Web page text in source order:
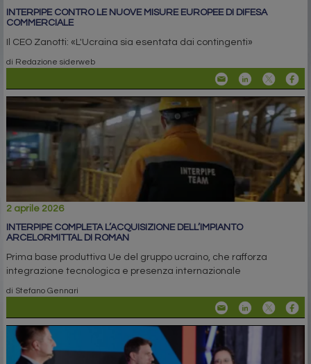
INTERPIPE CONTRO LE NUOVE MISURE EUROPEE DI DIFESA
COMMERCIALE
Il CEO Zanotti: «L'Ucraina sia esentata dai contingenti»
di Redazione siderweb
2 aprile 2026
INTERPIPE COMPLETA L’ACQUISIZIONE DELL’IMPIANTO
ARCELORMITTAL DI ROMAN
Prima base produttiva Ue del gruppo ucraino, che rafforza
integrazione tecnologica e presenza internazionale
di Stefano Gennari